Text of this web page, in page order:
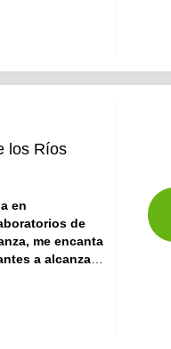
los Ríos
en
de
me encanta
a alcanzar
el fascinante